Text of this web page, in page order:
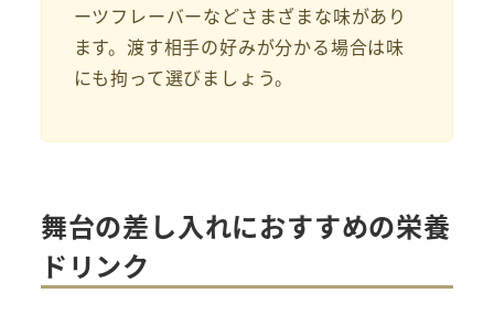
ーツフレーバーなどさまざまな味があり
ます。渡す相手の好みが分かる場合は味
にも拘って選びましょう。
舞台の差し入れにおすすめの栄養
ドリンク